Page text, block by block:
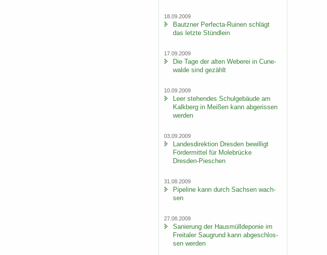
18.09.2009
Bautz­ner Perfecta-​Ruinen schlägt
das letz­te Stünd­lein
17.09.2009
Die Tage der alten We­be­rei in Cu­n­e­
wal­de sind ge­zählt
10.09.2009
Leer ste­hen­des Schul­ge­bäu­de am
Kalk­berg in Mei­ßen kann ab­ge­ris­sen
wer­den
03.09.2009
Lan­des­di­rek­ti­on Dres­den be­wil­ligt
För­der­mit­tel für Mo­le­brü­cke
Dresden-​Pieschen
31.08.2009
Pipe­line kann durch Sach­sen wach­
sen
27.08.2009
Sa­nie­rung der Haus­müll­de­po­nie im
Frei­ta­ler Saugrund kann ab­ge­schlos­
sen wer­den